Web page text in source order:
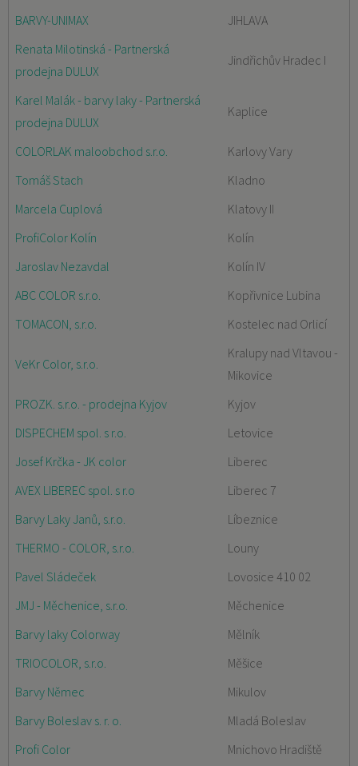
BARVY-UNIMAX
JIHLAVA
Renata Milotinská - Partnerská
prodejna DULUX
Jindřichův Hradec I
Karel Malák - barvy laky - Partnerská
prodejna DULUX
Kaplice
COLORLAK maloobchod s.r.o.
Karlovy Vary
Tomáš Stach
Kladno
Marcela Cuplová
Klatovy II
ProfiColor Kolín
Kolín
Jaroslav Nezavdal
Kolín IV
ABC COLOR s.r.o.
Kopřivnice Lubina
TOMACON, s.r.o.
Kostelec nad Orlicí
VeKr Color, s.r.o.
Kralupy nad Vltavou -
Mikovice
PROZK. s.r.o. - prodejna Kyjov
Kyjov
DISPECHEM spol. s r.o.
Letovice
Josef Krčka - JK color
Liberec
AVEX LIBEREC spol. s r.o
Liberec 7
Barvy Laky Janů, s.r.o.
Líbeznice
THERMO - COLOR, s.r.o.
Louny
Pavel Sládeček
Lovosice 410 02
JMJ - Měchenice, s.r.o.
Měchenice
Barvy laky Colorway
Mělník
TRIOCOLOR, s.r.o.
Měšice
Barvy Němec
Mikulov
Barvy Boleslav s. r. o.
Mladá Boleslav
Profi Color
Mnichovo Hradiště